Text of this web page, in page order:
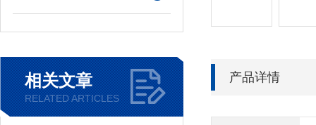
相关文章
RELATED ARTICLES
产品详情